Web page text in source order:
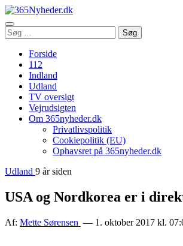
Åbn
menu
Søg
efter:
Søg
Forside
112
Indland
Udland
TV oversigt
Vejrudsigten
Om 365nyheder.dk
Privatlivspolitik
Cookiepolitik (EU)
Ophavsret på 365nyheder.dk
Udland 9 år siden
USA og Nordkorea er i
Af: Mette Sørensen — 1. oktober 2017 kl.